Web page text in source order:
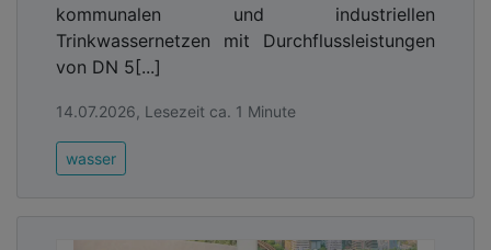
kommunalen und industriellen
Trinkwassernetzen mit Durchflussleistungen
von DN 5[...]
14.07.2026, Lesezeit ca. 1 Minute
wasser